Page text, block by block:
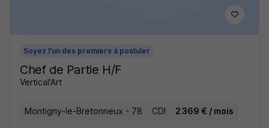
Soyez l'un des premiers à postuler
Chef de Partie H/F
Vertical'Art
Montigny-le-Bretonneux - 78 CDI 2 369 € / mois